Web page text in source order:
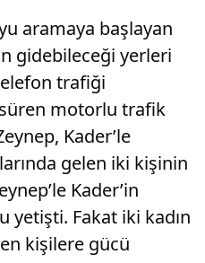
aramaya başlayan
gidebileceği yerleri
trafiği
motorlu trafik
Kader’le
gelen iki kişinin
Kader’in
yetişti. Fakat iki kadın
kişilere gücü